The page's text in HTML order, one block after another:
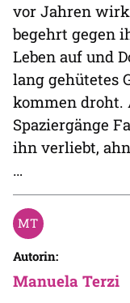
vor Jahren
begehrt gegen
Leben auf und
lang gehütetes
kommen droht.
Spaziergänge
ihn verliebt,
…
Autorin:
Manuela Terzi